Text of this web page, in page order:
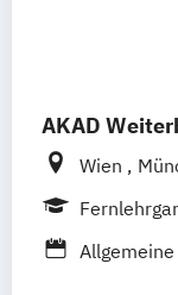
AKAD
Wien